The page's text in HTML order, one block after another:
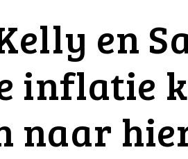
en
inflatie
naar